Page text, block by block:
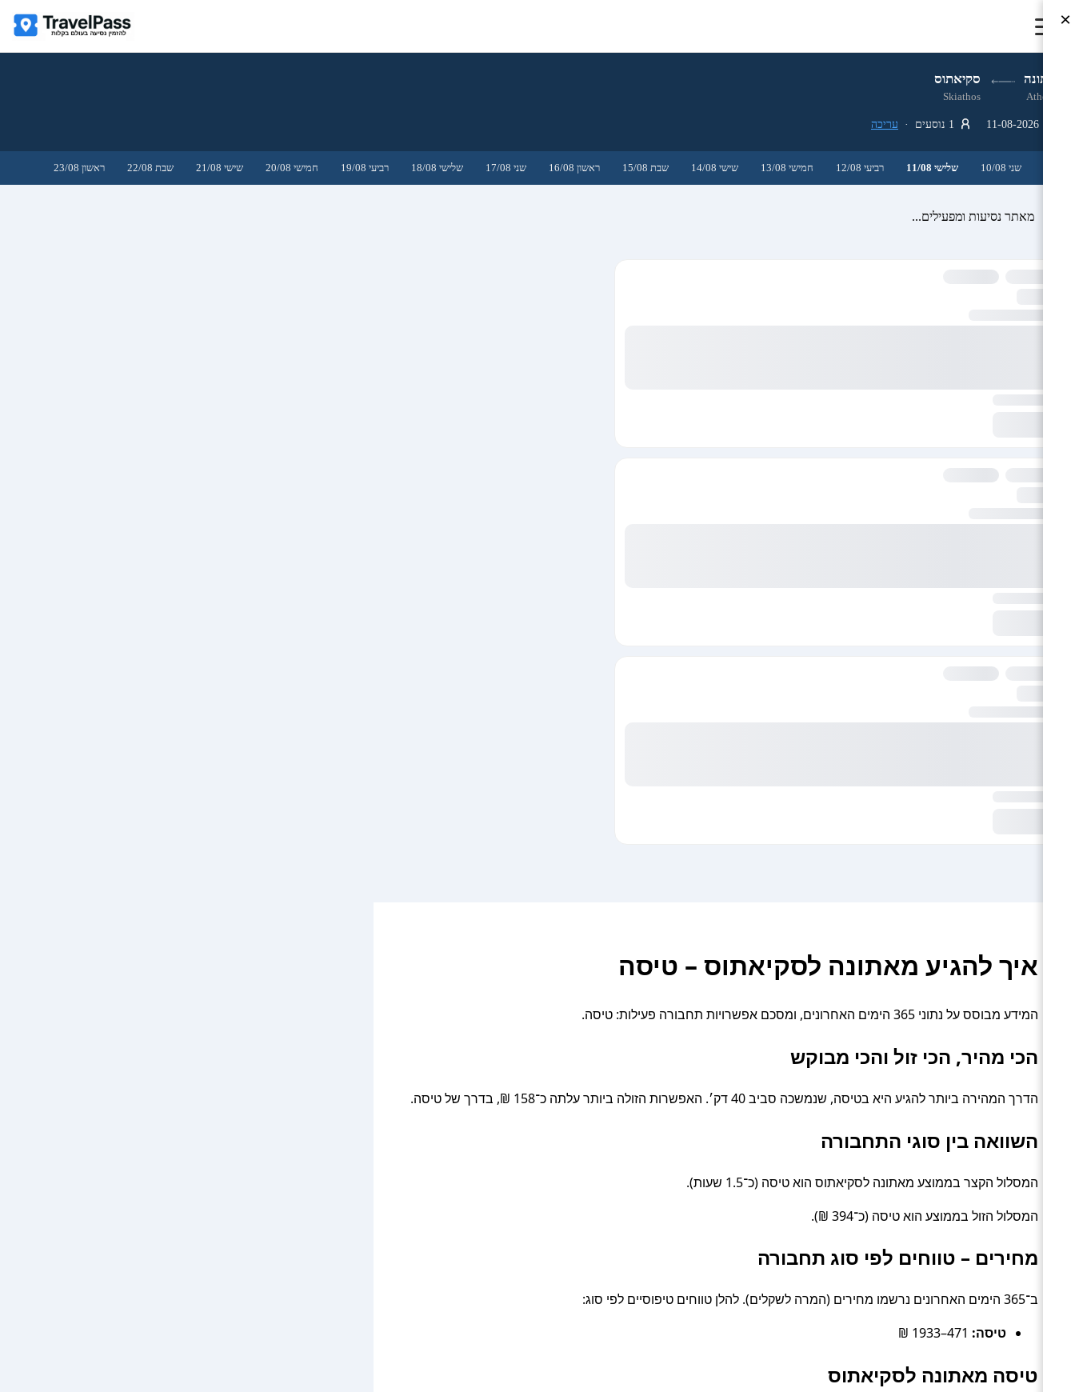
אתונה סקיאתוס
Athens
Skiathos
עריכה
שני 10/08 שלישי 11/08 רביעי 12/08 חמישי 13/08 שישי 14/08 שבת 15/08 ראשון 16/08 שני 17/08 שלישי 18/08 רביעי 19/08 חמישי 20/08 שישי 21/08 שבת 22/08 ראשון 23/08
מאתר נסיעות ומפעילים...
איך להגיע מאתונה לסקיאתוס – טיסה
המידע מבוסס על נתוני 365 הימים האחרונים, ומסכם אפשרויות תחבורה פעילות: טיסה.
הכי מהיר, הכי זול והכי מבוקש
הדרך המהירה ביותר להגיע היא בטיסה, שנמשכה סביב 40 דק׳. האפשרות הזולה ביותר עלתה כ־158 ₪, בדרך של טיסה.
השוואה בין סוגי התחבורה
המסלול הקצר בממוצע מאתונה לסקיאתוס הוא טיסה (כ־1.5 שעות).
המסלול הזול בממוצע הוא טיסה (כ־394 ₪).
מחירים – טווחים לפי סוג תחבורה
ב־365 הימים האחרונים נרשמו מחירים (המרה לשקלים). להלן טווחים טיפוסיים לפי סוג:
טיסה:
טיסה מאתונה לסקיאתוס
×